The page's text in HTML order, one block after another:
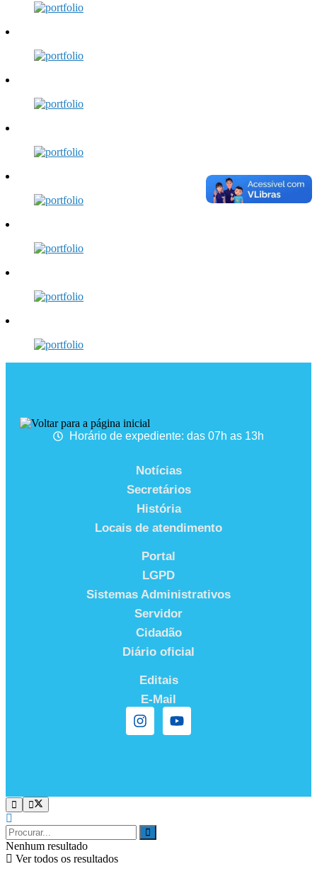
Horário de expediente: das 07h as 13h
Notícias
Secretários
História
Locais de atendimento
Portal
LGPD
Sistemas Administrativos
Servidor
Cidadão
Diário oficial
Editais
E-Mail
Nenhum resultado
Ver todos os resultados